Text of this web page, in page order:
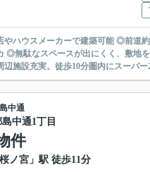
ウスメーカーで建築可能 ◎前道約
無駄なスペースが出にくく、敷地
施設充実。徒歩10分圏内にスーパー
中通
中通1丁目
件
桜ノ宮 」駅 徒歩11分